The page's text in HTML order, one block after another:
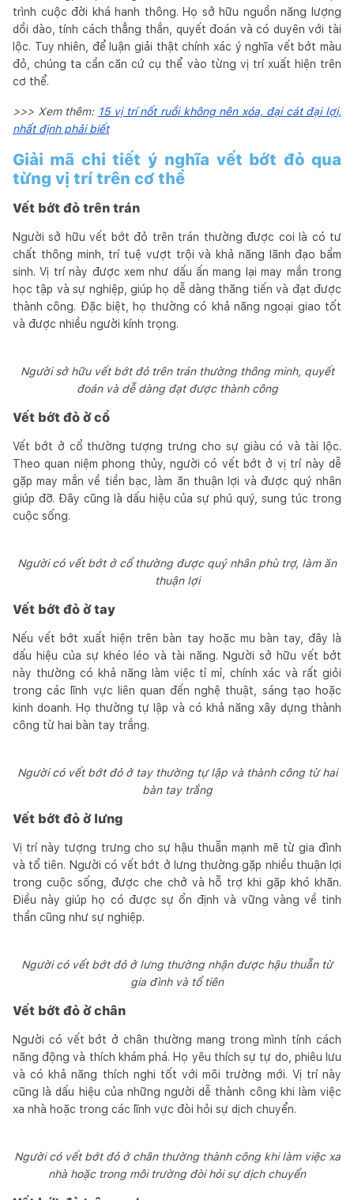
trình cuộc đời khá hanh thông. Họ sở hữu nguồn năng lượng
dồi dào, tính cách thẳng thắn, quyết đoán và có duyên với tài
lộc. Tuy nhiên, để luận giải thật chính xác ý nghĩa vết bớt màu
đỏ, chúng ta cần căn cứ cụ thể vào từng vị trí xuất hiện trên
cơ thể.
>>> Xem thêm: 15 vị trí nốt ruồi không nên xóa, đại cát đại lợi,
nhất định phải biết
Giải mã chi tiết ý nghĩa vết bớt đỏ qua
từng vị trí trên cơ thể
Vết bớt đỏ trên trán
Người sở hữu vết bớt đỏ trên trán thường được coi là có tư
chất thông minh, trí tuệ vượt trội và khả năng lãnh đạo bẩm
sinh. Vị trí này được xem như dấu ấn mang lại may mắn trong
học tập và sự nghiệp, giúp họ dễ dàng thăng tiến và đạt được
thành công. Đặc biệt, họ thường có khả năng ngoại giao tốt
và được nhiều người kính trọng.
Người sở hữu vết bớt đỏ trên trán thường thông minh, quyết
đoán và dễ dàng đạt được thành công
Vết bớt đỏ ở cổ
Vết bớt ở cổ thường tượng trưng cho sự giàu có và tài lộc.
Theo quan niệm phong thủy, người có vết bớt ở vị trí này dễ
gặp may mắn về tiền bạc, làm ăn thuận lợi và được quý nhân
giúp đỡ. Đây cũng là dấu hiệu của sự phú quý, sung túc trong
cuộc sống.
Người có vết bớt ở cổ thường được quý nhân phù trợ, làm ăn
thuận lợi
Vết bớt đỏ ở tay
Nếu vết bớt xuất hiện trên bàn tay hoặc mu bàn tay, đây là
dấu hiệu của sự khéo léo và tài năng. Người sở hữu vết bớt
này thường có khả năng làm việc tỉ mỉ, chính xác và rất giỏi
trong các lĩnh vực liên quan đến nghệ thuật, sáng tạo hoặc
kinh doanh. Họ thường tự lập và có khả năng xây dựng thành
công từ hai bàn tay trắng.
Người có vết bớt đỏ ở tay thường tự lập và thành công từ hai
bàn tay trắng
Vết bớt đỏ ở lưng
Vị trí này tượng trưng cho sự hậu thuẫn mạnh mẽ từ gia đình
và tổ tiên. Người có vết bớt ở lưng thường gặp nhiều thuận lợi
trong cuộc sống, được che chở và hỗ trợ khi gặp khó khăn.
Điều này giúp họ có được sự ổn định và vững vàng về tinh
thần cũng như sự nghiệp.
Người có vết bớt đỏ ở lưng thường nhận được hậu thuẫn từ
gia đình và tổ tiên
Vết bớt đỏ ở chân
Người có vết bớt ở chân thường mang trong mình tính cách
năng động và thích khám phá. Họ yêu thích sự tự do, phiêu lưu
và có khả năng thích nghi tốt với môi trường mới. Vị trí này
cũng là dấu hiệu của những người dễ thành công khi làm việc
xa nhà hoặc trong các lĩnh vực đòi hỏi sự dịch chuyển.
Người có vết bớt đỏ ở chân thường thành công khi làm việc xa
nhà hoặc trong môi trường đòi hỏi sự dịch chuyển